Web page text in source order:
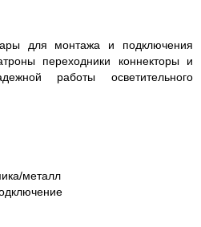
для монтажа и подключения
переходники коннекторы и
работы осветительного
металл